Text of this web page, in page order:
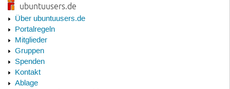
ubuntuusers.de
Über ubuntuusers.de
Portalregeln
Mitglieder
Gruppen
Spenden
Kontakt
Ablage